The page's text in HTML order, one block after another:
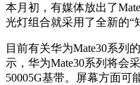
本月初，有媒体放出了
光灯组合就采用了全新的“
目前有关华为Mate30系列
示，华为Mate30系列将会
50005G基带。屏幕方面可